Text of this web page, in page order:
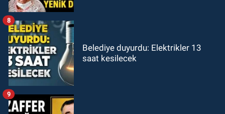
Belediye duyurdu: Elektrikler 13
saat kesilecek
8
9